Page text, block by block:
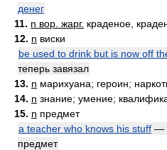
денег
11. n вор. жарг. краденое,
12. n виски
be used to drink but is now off
теперь завязал
13. n марихуана; героин;
14. n знание; умение;
15. n предмет
a teacher who knows his stuff —
предмет